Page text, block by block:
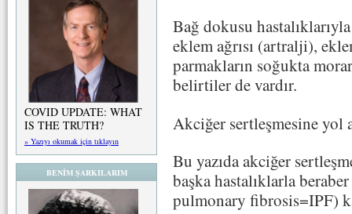
COVID UPDATE: WHAT
IS THE TRUTH?
» Yazıyı okumak için tıklayın
BENİM ŞARKILARIM
Bağ dokusu
eklem ağrısı (artralji),
parmakların soğukta
belirtiler de vardır.
Akciğer sertleşmesine yol
Bu yazıda akciğer
başka hastalıklarla
pulmonary fibrosis=IPF)